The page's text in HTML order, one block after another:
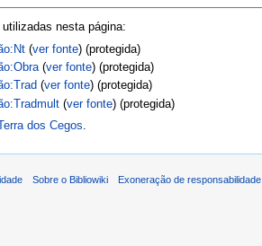
nesta página:
(ver fonte) (protegida)
(ver fonte) (protegida)
(ver fonte) (protegida)
(ver fonte) (protegida)
dos Cegos
Sobre o Bibliowiki Exoneração de responsabilidade